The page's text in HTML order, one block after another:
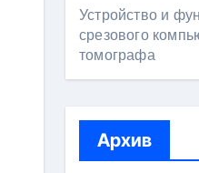
Устройство и
срезового
томографа
Архив